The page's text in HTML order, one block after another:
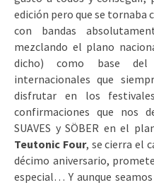
edición pero que se tornaba
con bandas
mezclando el plano
dicho) como base
internacionales que
disfrutar en los
confirmaciones que nos
SUAVES y SÖBER en el
Teutonic Four, se cierra el
décimo aniversario,
especial… Y aunque